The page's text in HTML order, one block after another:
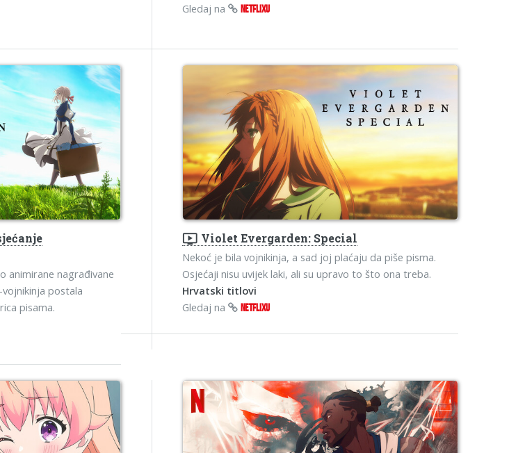
Gledaj na
NETFLIXU
animirane nagrađivane
postala
pisama.
ondemand_video Violet Evergarden: Special
Nekoć je bila vojnikinja, a sad joj plaćaju da piše pisma.
Osjećaji nisu uvijek laki, ali su upravo to što ona treba.
Hrvatski titlovi
Gledaj na
NETFLIXU